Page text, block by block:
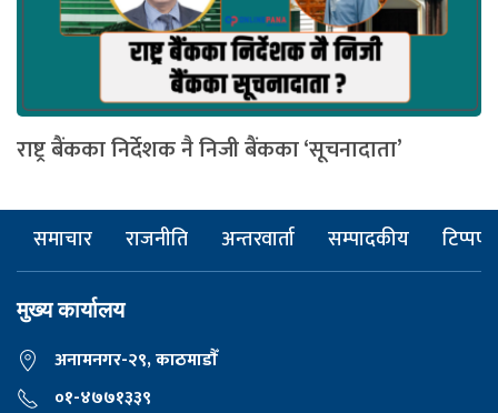
राष्ट्र बैंकका निर्देशक नै निजी बैंकका ‘सूचनादाता’
समाचार राजनीति अन्तरवार्ता सम्पादकीय टिप्पणी
मुख्य कार्यालय
अनामनगर-२९, काठमाडाैँ
०१-४७७१३३९